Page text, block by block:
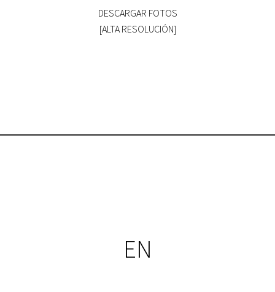
DESCARGAR FOTOS
[ALTA RESOLUCIÓN]
EN